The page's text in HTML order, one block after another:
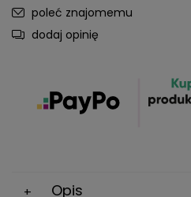
poleć znajomemu
dodaj opinię
Opis